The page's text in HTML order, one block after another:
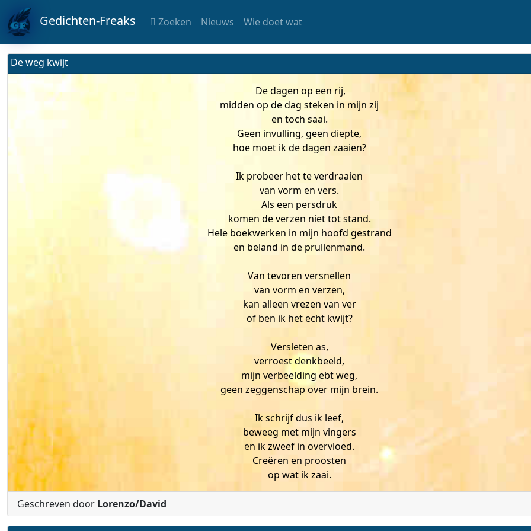
Gedichten-Freaks Zoeken Nieuws Wie doet wat
De weg kwijt
De dagen op een rij,
midden op de dag steken in mijn zij
en toch saai.
Geen invulling, geen diepte,
hoe moet ik de dagen zaaien?
Ik probeer het te verdraaien
van vorm en vers.
Als een persdruk
komen de verzen niet tot stand.
Hele boekwerken in mijn hoofd gestrand
en beland in de prullenmand.
Van tevoren versnellen
van vorm en verzen,
kan alleen vrezen van ver
of ben ik het echt kwijt?
Versleten as,
verroest denkbeeld,
mijn verbeelding ebt weg,
geen zeggenschap over mijn brein.
Ik schrijf dus ik leef,
beweeg met mijn vingers
en ik zweef in overvloed.
Creëren en proosten
op wat ik zaai.
Geschreven door Lorenzo/David